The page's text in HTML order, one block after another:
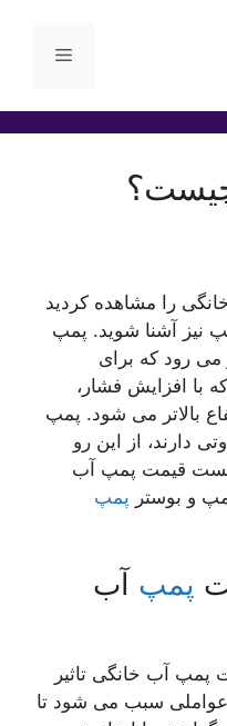
فهرست
را مشاهده کردید
نیز آشنا شوید. پمپ
می رود که برای
با افزایش فشار،
بالاتر می شود. پمپ
دارند، از این رو
لیست قیمت پمپ آب
و بوستر پمپ
پمپ آب
آب خانگی تاثیر
عواملی سبب می شود تا